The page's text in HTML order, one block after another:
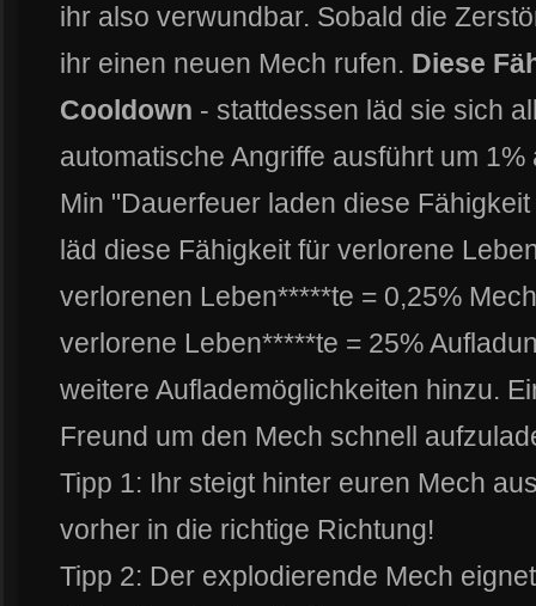
ihr also verwundbar. Sobald die
ihr einen neuen Mech rufen. Diese
Cooldown - stattdessen läd sie sich
automatische Angriffe ausführt um
Min "Dauerfeuer laden diese
läd diese Fähigkeit für verlorene
verlorenen Leben*****te = 0,25%
verlorene Leben*****te = 25%
weitere Auflademöglichkeiten hinzu.
Freund um den Mech schnell
Tipp 1: Ihr steigt hinter euren Mech
vorher in die richtige Richtung!
Tipp 2: Der explodierende Mech